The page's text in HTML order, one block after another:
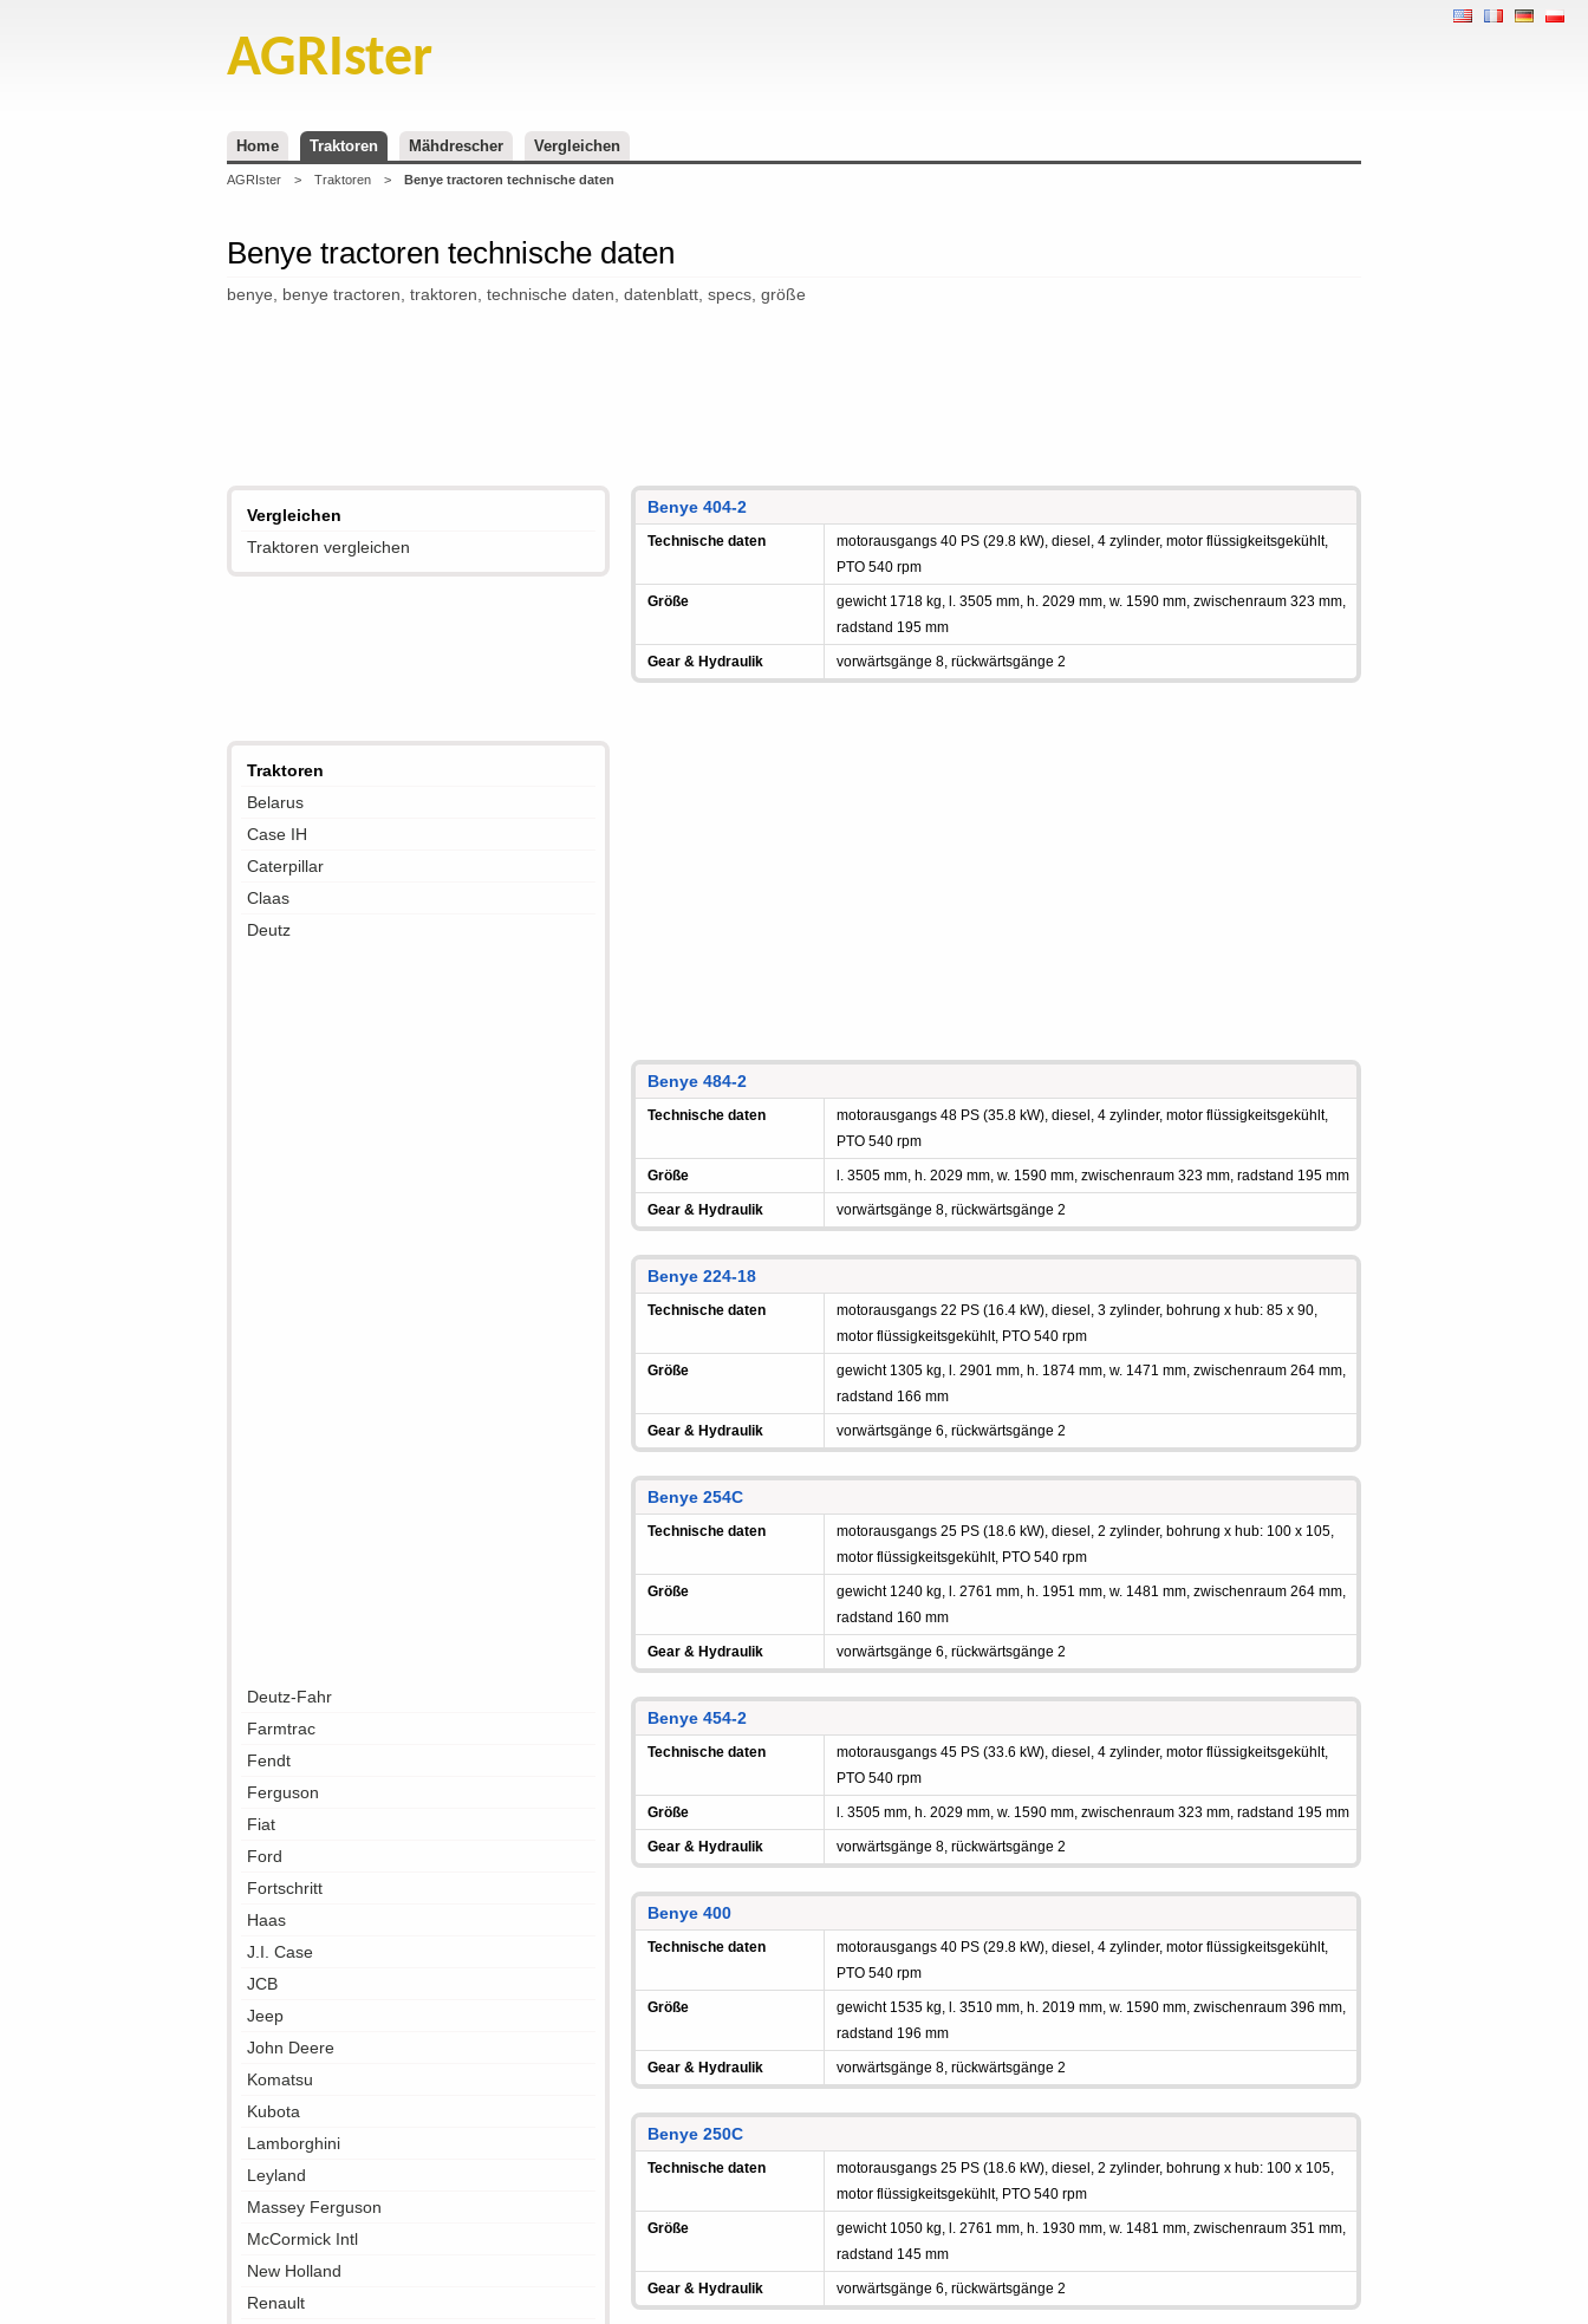
AGRIster
Home Traktoren Mähdrescher Vergleichen
AGRIster > Traktoren > Benye tractoren technische daten
Benye tractoren technische daten
benye, benye tractoren, traktoren, technische daten, datenblatt, specs, größe
Vergleichen
Traktoren vergleichen
Traktoren
Belarus
Case IH
Caterpillar
Claas
Deutz
Deutz-Fahr
Farmtrac
Fendt
Ferguson
Fiat
Ford
Fortschritt
Haas
J.I. Case
JCB
Jeep
John Deere
Komatsu
Kubota
Lamborghini
Leyland
Massey Ferguson
McCormick Intl
New Holland
Renault
Benye 404-2
Technische daten
motorausgangs 40 PS (29.8 kW), diesel, 4 zylinder, motor flüssigkeitsgekühlt,
PTO 540 rpm
Größe
gewicht 1718 kg, l. 3505 mm, h. 2029 mm, w. 1590 mm, zwischenraum 323 mm,
radstand 195 mm
Gear & Hydraulik vorwärtsgänge 8, rückwärtsgänge 2
Benye 484-2
Technische daten
motorausgangs 48 PS (35.8 kW), diesel, 4 zylinder, motor flüssigkeitsgekühlt,
PTO 540 rpm
Größe l. 3505 mm, h. 2029 mm, w. 1590 mm, zwischenraum 323 mm, radstand 195 mm
Gear & Hydraulik vorwärtsgänge 8, rückwärtsgänge 2
Benye 224-18
Technische daten
motorausgangs 22 PS (16.4 kW), diesel, 3 zylinder, bohrung x hub: 85 x 90,
motor flüssigkeitsgekühlt, PTO 540 rpm
Größe
gewicht 1305 kg, l. 2901 mm, h. 1874 mm, w. 1471 mm, zwischenraum 264 mm,
radstand 166 mm
Gear & Hydraulik vorwärtsgänge 6, rückwärtsgänge 2
Benye 254C
Technische daten
motorausgangs 25 PS (18.6 kW), diesel, 2 zylinder, bohrung x hub: 100 x 105,
motor flüssigkeitsgekühlt, PTO 540 rpm
Größe
gewicht 1240 kg, l. 2761 mm, h. 1951 mm, w. 1481 mm, zwischenraum 264 mm,
radstand 160 mm
Gear & Hydraulik vorwärtsgänge 6, rückwärtsgänge 2
Benye 454-2
Technische daten
motorausgangs 45 PS (33.6 kW), diesel, 4 zylinder, motor flüssigkeitsgekühlt,
PTO 540 rpm
Größe l. 3505 mm, h. 2029 mm, w. 1590 mm, zwischenraum 323 mm, radstand 195 mm
Gear & Hydraulik vorwärtsgänge 8, rückwärtsgänge 2
Benye 400
Technische daten
motorausgangs 40 PS (29.8 kW), diesel, 4 zylinder, motor flüssigkeitsgekühlt,
PTO 540 rpm
Größe
gewicht 1535 kg, l. 3510 mm, h. 2019 mm, w. 1590 mm, zwischenraum 396 mm,
radstand 196 mm
Gear & Hydraulik vorwärtsgänge 8, rückwärtsgänge 2
Benye 250C
Technische daten
motorausgangs 25 PS (18.6 kW), diesel, 2 zylinder, bohrung x hub: 100 x 105,
motor flüssigkeitsgekühlt, PTO 540 rpm
Größe
gewicht 1050 kg, l. 2761 mm, h. 1930 mm, w. 1481 mm, zwischenraum 351 mm,
radstand 145 mm
Gear & Hydraulik vorwärtsgänge 6, rückwärtsgänge 2